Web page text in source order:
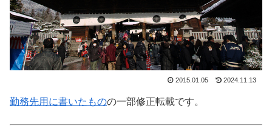
2015.01.05 2024.11.13
勤務先用に書いたものの一部修正転載です。